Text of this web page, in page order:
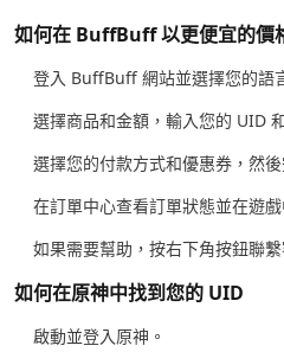
如何在 BuffBuff 以更便宜的價
登入 BuffBuff 網站並選擇您的語
選擇商品和金額，輸入您的 UID
選擇您的付款方式和優惠券，然後
在訂單中心查看訂單狀態並在遊
如果需要幫助，按右下角按鈕聯繫
如何在原神中找到您的 UID
啟動並登入原神。